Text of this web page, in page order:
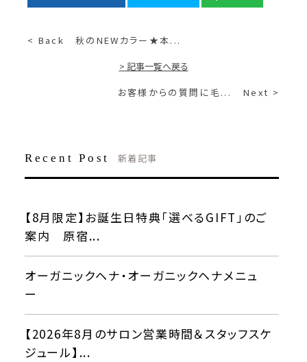
< Back
秋のNEWカラー★本...
> 記事一覧へ戻る
Next >
お客様からの質問に毛...
Recent Post 新着記事
【8月限定】お誕生日特典「選べるGIFT」のご
案内 原宿...
オーガニックヘナ・オーガニックヘナメニュ
ー
【2026年8月のサロン営業時間＆スタッフスケ
ジュール】...